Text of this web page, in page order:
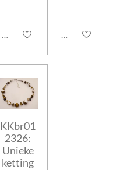
In winkelwagen In
KKbr01
2326:
Unieke
ketting